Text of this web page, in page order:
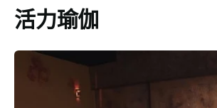
活力瑜伽